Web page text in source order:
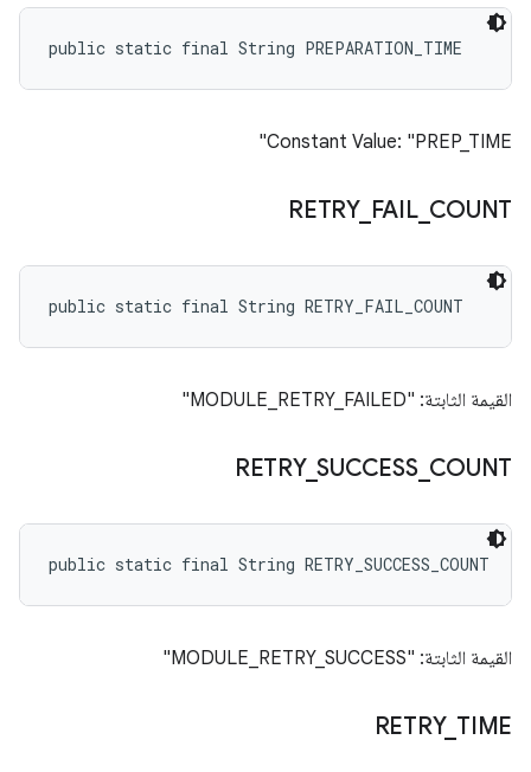
public static final String PREPARATION_TIME
Constant Value: "PREP_TIME"
RETRY_ FAIL_ COUNT
public static final String RETRY_FAIL_COUNT
القيمة الثابتة: "MODULE_RETRY_FAILED"
RETRY_SUCCESS_ COUNT
public static final String RETRY_SUCCESS_COUNT
القيمة الثابتة: "MODULE_RETRY_SUCCESS"
RETRY_ TIME